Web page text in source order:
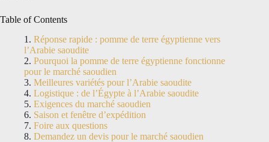
Table of Contents
Réponse rapide : pomme de terre égyptienne vers
l’Arabie saoudite
Pourquoi la pomme de terre égyptienne fonctionne
pour le marché saoudien
Meilleures variétés pour l’Arabie saoudite
Logistique : de l’Égypte à l’Arabie saoudite
Exigences du marché saoudien
Saison et fenêtre d’expédition
Foire aux questions
Demandez un devis pour le marché saoudien